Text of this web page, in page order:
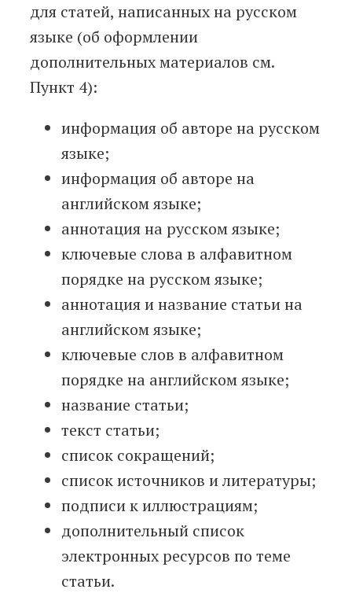
для статей, написанных на русском
языке (об оформлении
дополнительных материалов см.
Пункт 4):
информация об авторе на русском
языке;
информация об авторе на
английском языке;
аннотация на русском языке;
ключевые слова в алфавитном
порядке на русском языке;
аннотация и название статьи на
английском языке;
ключевые слов в алфавитном
порядке на английском языке;
название статьи;
текст статьи;
список сокращений;
список источников и литературы;
подписи к иллюстрациям;
дополнительный список
электронных ресурсов по теме
статьи.